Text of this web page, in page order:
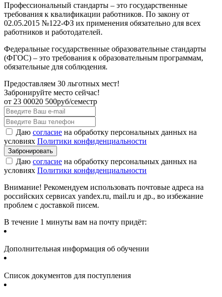
Профессиональный стандарты – это государственные
требования к квалификации работников. По закону от
02.05.2015 №122-ФЗ их применения обязательно для всех
работников и работодателей.
Федеральные государственные образовательные стандарты
(ФГОС) – это требования к образовательным программам,
обязательные для соблюдения.
Предоставляем 30 льготных мест!
Забронируйте место сейчас!
от 23 00020 500руб/семестр
Даю согласие на обработку персональных данных на
условиях Политики конфиденциальности
Даю согласие на обработку персональных данных на
условиях Политики конфиденциальности
Внимание! Рекомендуем использовать почтовые адреса на
российских сервисах yandex.ru, mail.ru и др., во избежание
проблем с доставкой писем.
В течение 1 минуты вам на почту придёт:
Дополнительная информация об обучении
Список документов для поступления